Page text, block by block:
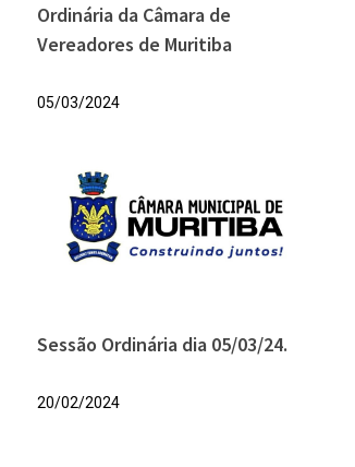
Ordinária da Câmara de
Vereadores de Muritiba
05/03/2024
Sessão Ordinária dia 05/03/24.
20/02/2024